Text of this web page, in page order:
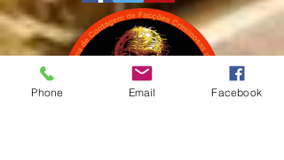
Phone Email Facebook